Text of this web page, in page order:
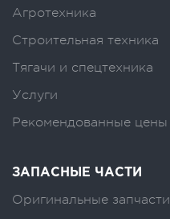
Агротехника
Строительная техника
Тягачи и спецтехника
Услуги
Рекомендованные цены
ЗАПАСНЫЕ ЧАСТИ
Оригинальные запчасти